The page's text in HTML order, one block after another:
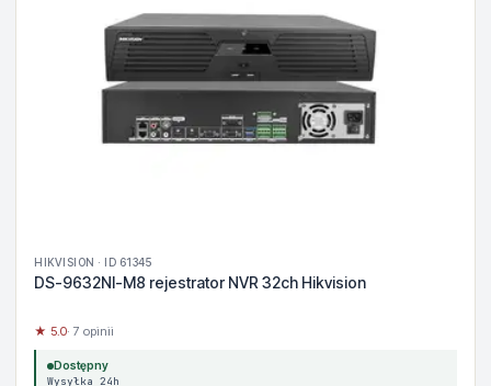
HIKVISION · ID 61345
DS-9632NI-M8 rejestrator NVR 32ch Hikvision
★ 5.0· 7 opinii
Dostępny
Wysyłka 24h